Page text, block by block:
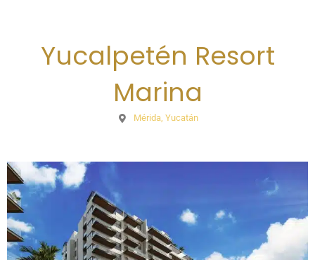
Yucalpetén Resort
Marina
Mérida, Yucatán